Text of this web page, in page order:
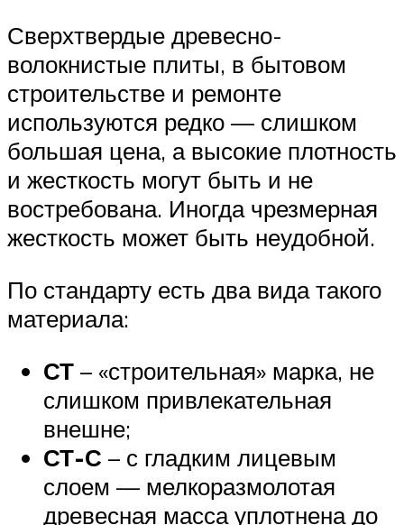
Сверхтвердые древесно-
волокнистые плиты, в бытовом
строительстве и ремонте
используются редко — слишком
большая цена, а высокие плотность
и жесткость могут быть и не
востребована. Иногда чрезмерная
жесткость может быть неудобной.
По стандарту есть два вида такого
материала:
СТ – «строительная» марка, не
слишком привлекательная
внешне;
СТ-С – с гладким лицевым
слоем — мелкоразмолотая
древесная масса уплотнена до